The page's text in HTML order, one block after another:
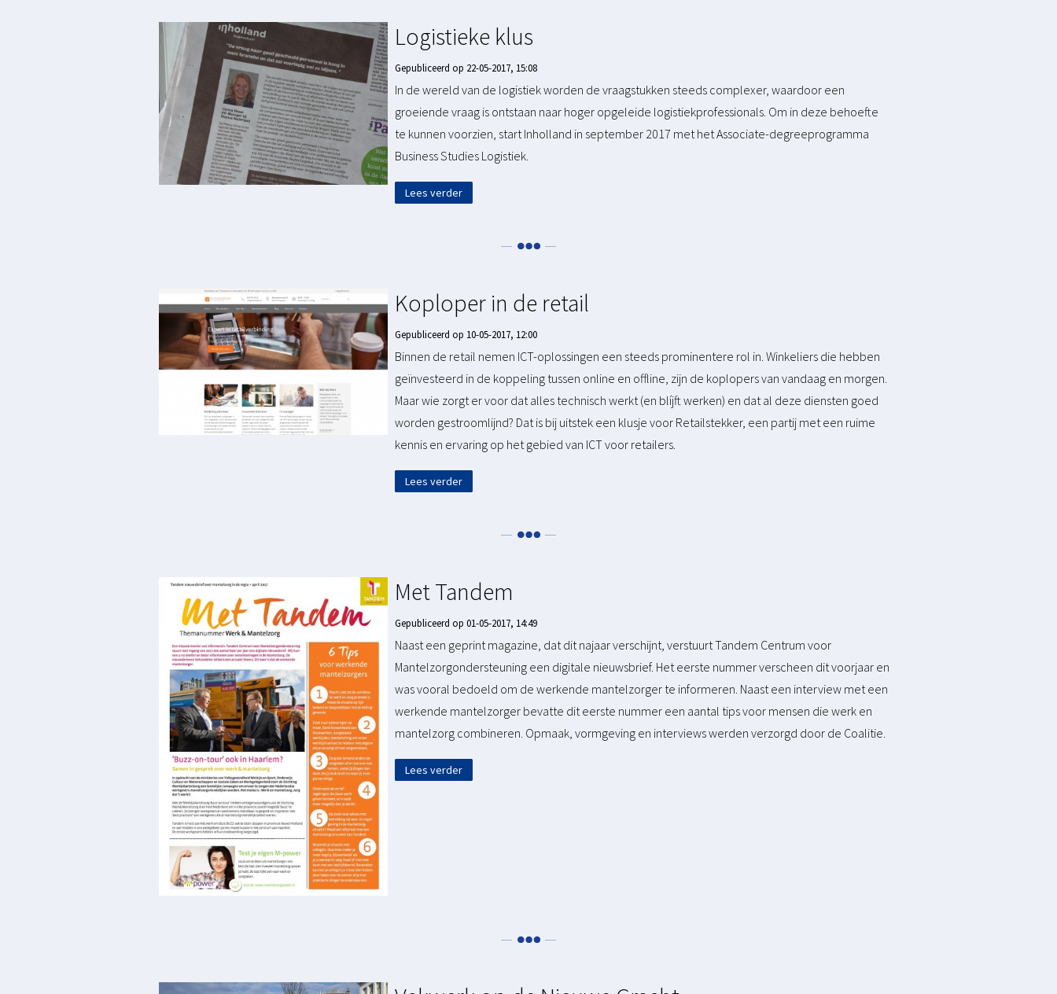
Logistieke klus
Gepubliceerd op 22-05-2017, 15:08
In de wereld van de logistiek worden de vraagstukken steeds complexer, waardoor een
groeiende vraag is ontstaan naar hoger opgeleide logistiekprofessionals. Om in deze behoefte
te kunnen voorzien, start Inholland in september 2017 met het Associate-degreeprogramma
Business Studies Logistiek.
Lees verder
Koploper in de retail
Gepubliceerd op 10-05-2017, 12:00
Binnen de retail nemen ICT-oplossingen een steeds prominentere rol in. Winkeliers die hebben
geïnvesteerd in de koppeling tussen online en offline, zijn de koplopers van vandaag en morgen.
Maar wie zorgt er voor dat alles technisch werkt (en blíjft werken) en dat al deze diensten goed
worden gestroomlijnd? Dat is bij uitstek een klusje voor Retailstekker, een partij met een ruime
kennis en ervaring op het gebied van ICT voor retailers.
Lees verder
Met Tandem
Gepubliceerd op 01-05-2017, 14:49
Naast een geprint magazine, dat dit najaar verschijnt, verstuurt Tandem Centrum voor
Mantelzorgondersteuning een digitale nieuwsbrief. Het eerste nummer verscheen dit voorjaar en
was vooral bedoeld om de werkende mantelzorger te informeren. Naast een interview met een
werkende mantelzorger bevatte dit eerste nummer een aantal tips voor mensen die werk en
mantelzorg combineren. Opmaak, vormgeving en interviews werden verzorgd door de Coalitie.
Lees verder